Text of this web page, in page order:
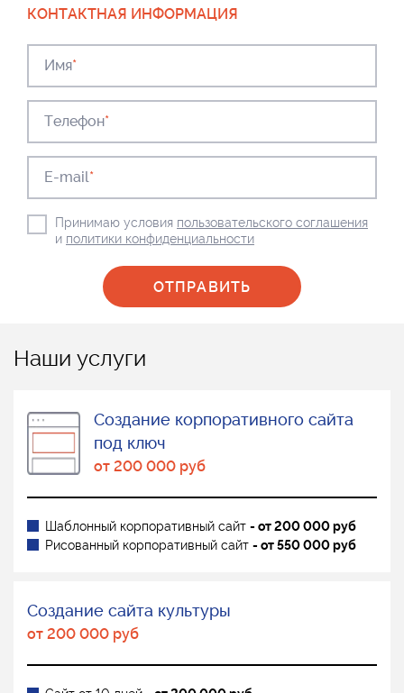
КОНТАКТНАЯ ИНФОРМАЦИЯ
Имя*
Телефон*
E-mail*
Принимаю условия пользовательского соглашения
и политики конфиденциальности
Наши услуги
Создание корпоративного сайта
под ключ
от 200 000 руб
Шаблонный корпоративный сайт - от 200 000 руб
Рисованный корпоративный сайт - от 550 000 руб
Создание сайта культуры
от 200 000 руб